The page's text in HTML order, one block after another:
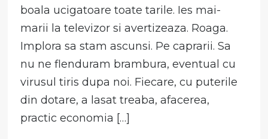
boala ucigatoare toate tarile. Ies mai-
marii la televizor si avertizeaza. Roaga.
Implora sa stam ascunsi. Pe caprarii. Sa
nu ne flenduram brambura, eventual cu
virusul tiris dupa noi. Fiecare, cu puterile
din dotare, a lasat treaba, afacerea,
practic economia […]